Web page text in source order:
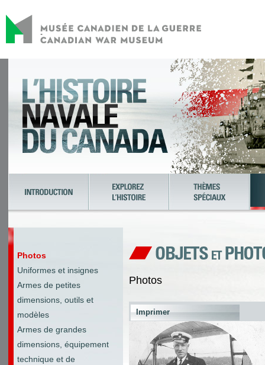
Photos
Uniformes et insignes
Armes de petites
dimensions, outils et
modèles
Armes de grandes
dimensions, équipement
technique et de
Photos
Imprimer